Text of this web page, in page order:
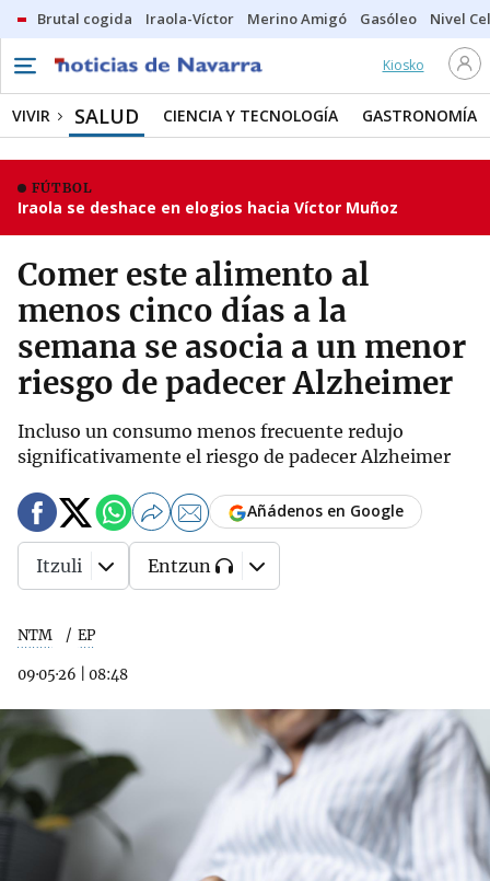
Brutal cogida Iraola-Víctor Merino Amigó Gasóleo Nivel
Kiosko
VIVIR SALUD CIENCIA Y TECNOLOGÍA GASTRONOMÍA
FÚTBOL
Iraola se deshace en elogios hacia Víctor Muñoz
Comer este alimento al
menos cinco días a la
semana se asocia a un menor
riesgo de padecer Alzheimer
Incluso un consumo menos frecuente redujo
significativamente el riesgo de padecer Alzheimer
NTM EP
09·05·26 08:48
Añádenos en Google
Itzuli Entzun